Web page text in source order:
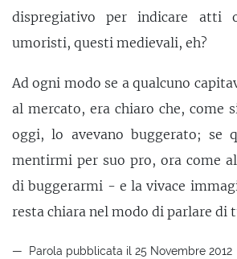
dispregiativo per indicare atti
umoristi, questi medievali, eh?
Ad ogni modo se a qualcuno
al mercato, era chiaro che, come
oggi, lo avevano buggerato; se
mentirmi per suo pro, ora come
di buggerarmi - e la vivace
resta chiara nel modo di parlare di
Parola pubblicata il 25 Novembre 2012